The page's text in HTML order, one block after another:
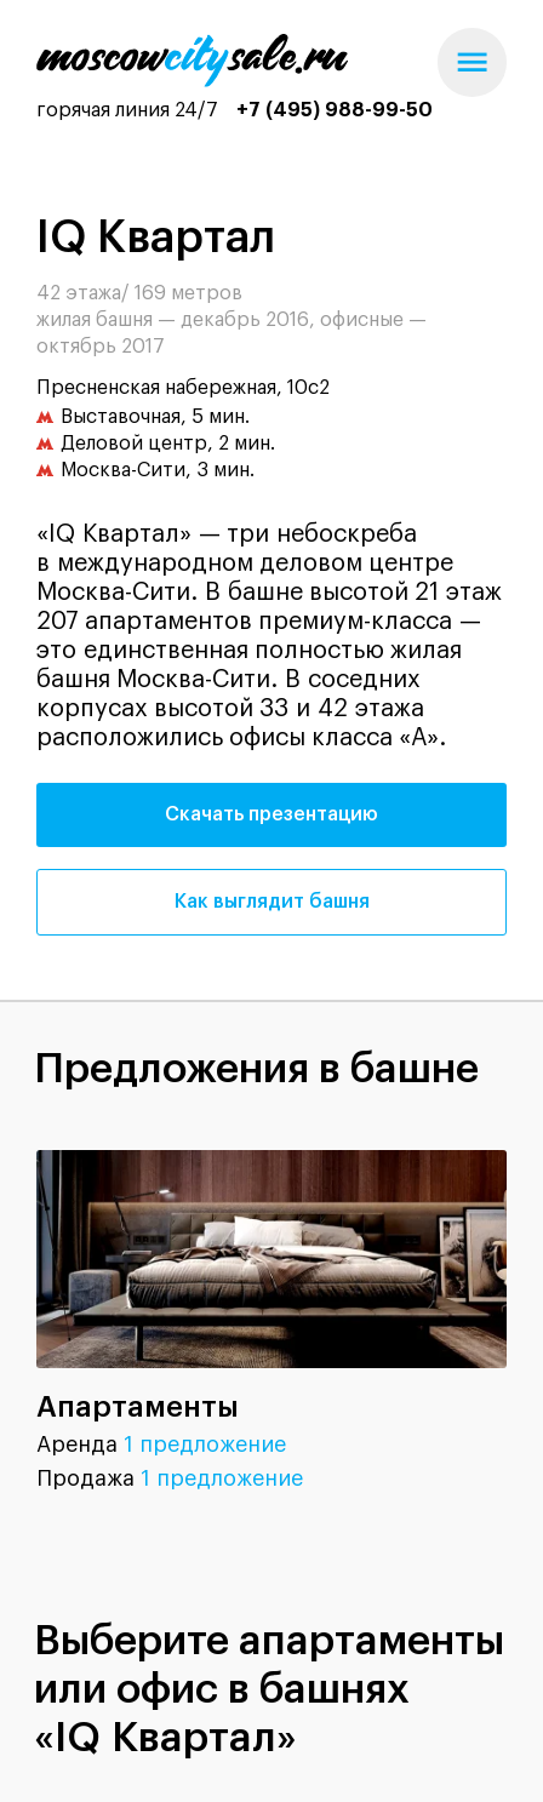
горячая линия 24/7 +7 (495) 988-99-50
IQ Квартал
42 этажа/ 169 метров
жилая башня — декабрь 2016, офисные —
октябрь 2017
Пресненская набережная, 10с2
Выставочная, 5 мин.
Деловой центр, 2 мин.
Москва-Сити, 3 мин.
«IQ Квартал» — три небоскреба
в международном деловом центре
Москва-Сити. В башне высотой 21 этаж
207 апартаментов премиум-класса —
это единственная полностью жилая
башня Москва-Сити. В соседних
корпусах высотой 33 и 42 этажа
расположились офисы класса «А».
Скачать презентацию
Как выглядит башня
Предложения в башне
Апартаменты
Аренда 1 предложение
Продажа 1 предложение
Выберите апартаменты
или офис в башнях
«IQ Квартал»